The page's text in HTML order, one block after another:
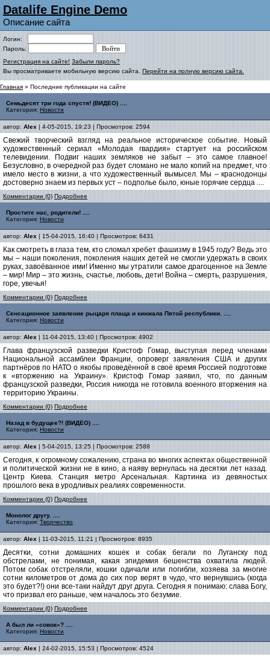
Datalife Engine Demo
Описание сайта
Логин:
Пароль:
Регистрация на сайте! Забыли пароль?
Вы просматриваете мобильную версию сайта. Перейти на полную версию сайта.
Главная » Последние публикации на сайте
Семьдесят три года спустя! (ВИДЕО) ....
Категория: Новости
автор: Alex | 4-05-2015, 19:23 | Просмотров: 2594
Свежий творческий взгляд на реальное историческое событие. Новый
художественный сериал «Молодая гвардия» стартует на российском
телевидении. Подвиг наших земляков не забыт – это самое главное!
Безусловно, в очередной раз будет сломано не мало копий на предмет, что
имело место в жизни, а что художественный вымысел. Мы – краснодонцы
достоверно знаем из первых уст – подполье было, юные горячие сердца ....
Комментарии (0) Подробнее
Простите нас, родители! ....
Категория: Новости
автор: Alex | 15-04-2015, 16:40 | Просмотров: 6431
Как смотреть в глаза тем, кто сломал хребет фашизму в 1945 году? Ведь это
мы – наши поколения, поколения наших детей не смогли удержать в своих
руках, завоёванное ими! Именно мы утратили самое драгоценное на Земле
– мир! Мир – это жизнь, счастье, любовь, дети! Война – смерть, разрушения,
горе, увечья!
Комментарии (0) Подробнее
Сенсационное заявление рыцаря плаща и кинжала Пятой республики. ....
Категория: Новости
автор: Alex | 11-04-2015, 13:40 | Просмотров: 4902
Глава французской разведки Кристоф Гомар, выступая перед членами
Национальной ассамблеи Франции, опроверг заявления США и других
партнёров по НАТО о якобы проведённой в своё время Россией подготовке
к «вторжению на Украину». Кристоф Гомар заявил, что, по данным
французской разведки, Россия никогда не готовила военного вторжения на
территорию Украины.
Комментарии (0) Подробнее
Назад в будущее?! (ВИДЕО) ....
Категория: Новости
автор: Alex | 5-04-2015, 13:25 | Просмотров: 2588
Сегодня, к огромному сожалению, страна во многих аспектах общественной
и политической жизни не в кино, а наяву вернулась на десятки лет назад.
Центр Киева. Станция метро Арсенальная. Картинка из девяностых
прошлого века в уродливых реалиях современности.
Комментарии (0) Подробнее
Монолог другу. ....
Категория: Творчество
автор: Alex | 11-03-2015, 11:21 | Просмотров: 8935
Десятки, сотни домашних кошек и собак бегали по Луганску под
обстрелами, не понимая, какая эпидемия бешенства охватила людей.
Потом собак отстреляли, кошки одичали или погибли, хозяева за многие
сотни километров от дома до сих пор верят в чудо, что вернувшись (когда
это будет?!) они все-таки найдут друг друга. Сегодня я понимаю: слава Богу,
что призвал его раньше, чем началось это безумие.
Комментарии (0) Подробнее
А был ли «совок»? ....
Категория: Новости
автор: Alex | 24-02-2015, 15:53 | Просмотров: 4524